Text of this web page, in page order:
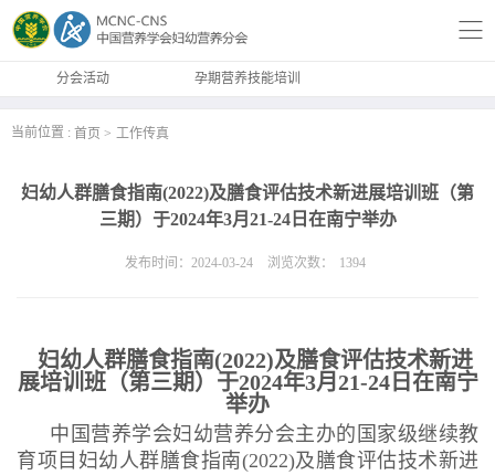
分会活动 孕期营养技能培训
当前位置 : 首页 工作传真
妇幼人群膳食指南(2022)及膳食评估技术新进展培训班（第
三期）于2024年3月21-24日在南宁举办
发布时间：2024-03-24 浏览次数： 1394
妇幼人群膳食指南(2022)及膳食评估技术新进
展培训班（第三期）于2024年3月21-24日在南宁
举办
中国营养学会妇幼营养分会主办的国家级继续教
育项目妇幼人群膳食指南(2022)及膳食评估技术新进